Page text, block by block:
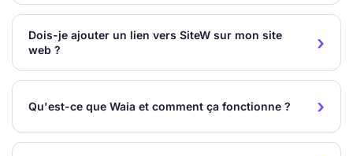
Dois-je ajouter un lien vers SiteW sur mon site
web ?
Qu'est-ce que Waia et comment ça fonctionne ?